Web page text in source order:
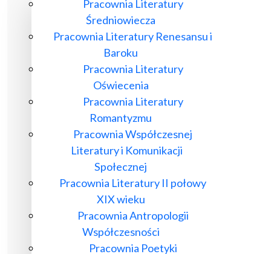
Pracownia Literatury
Średniowiecza
Pracownia Literatury Renesansu i
Baroku
Pracownia Literatury
Oświecenia
Pracownia Literatury
Romantyzmu
Pracownia Współczesnej
Literatury i Komunikacji
Społecznej
Pracownia Literatury II połowy
XIX wieku
Pracownia Antropologii
Współczesności
Pracownia Poetyki